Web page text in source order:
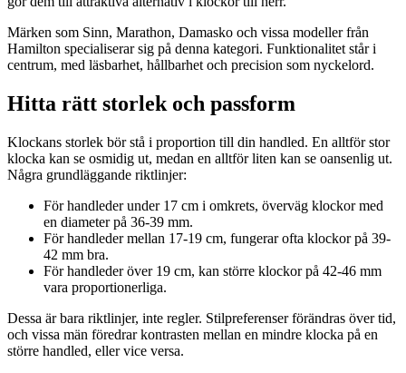
Märken som Sinn, Marathon, Damasko och vissa modeller från
Hamilton specialiserar sig på denna kategori. Funktionalitet står i
centrum, med läsbarhet, hållbarhet och precision som nyckelord.
Hitta rätt storlek och passform
Klockans storlek bör stå i proportion till din handled. En alltför stor
klocka kan se osmidig ut, medan en alltför liten kan se oansenlig ut.
Några grundläggande riktlinjer:
För handleder under 17 cm i omkrets, överväg klockor med
en diameter på 36-39 mm.
För handleder mellan 17-19 cm, fungerar ofta klockor på 39-
42 mm bra.
För handleder över 19 cm, kan större klockor på 42-46 mm
vara proportionerliga.
Dessa är bara riktlinjer, inte regler. Stilpreferenser förändras över tid,
och vissa män föredrar kontrasten mellan en mindre klocka på en
större handled, eller vice versa.